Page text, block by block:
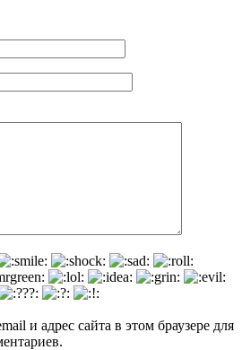
и адрес сайта в этом браузере для